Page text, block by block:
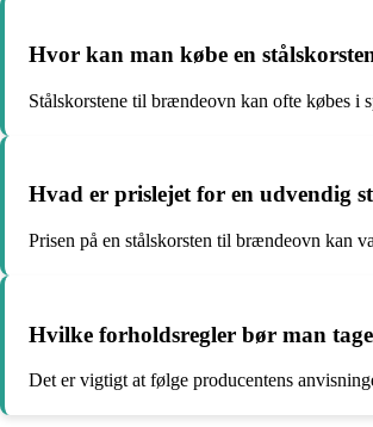
Hvor kan man købe en
Stålskorstene til brændeovn kan ofte købes i
Hvad er prislejet for en udvendig
Prisen på en stålskorsten til brændeovn kan
Hvilke forholdsregler bør man
Det er vigtigt at følge producentens